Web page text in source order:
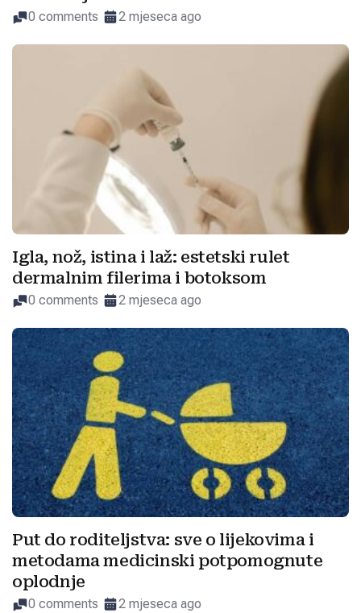
0 comments 2 mjeseca ago
Igla, nož, istina i laž: estetski rulet
dermalnim filerima i botoksom
0 comments 2 mjeseca ago
Put do roditeljstva: sve o lijekovima i
metodama medicinski potpomognute
oplodnje
0 comments 2 mjeseca ago